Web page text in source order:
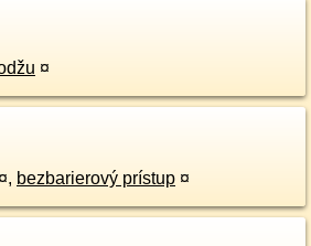
¤
¤, bezbarierový prístup ¤